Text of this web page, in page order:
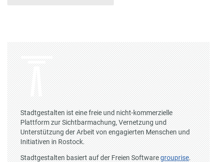
Stadtgestalten ist eine freie und nicht-kommerzielle
Plattform zur Sichtbarmachung, Vernetzung und
Unterstützung der Arbeit von engagierten Menschen und
Initiativen in Rostock.
Stadtgestalten basiert auf der Freien Softwaregrouprise.